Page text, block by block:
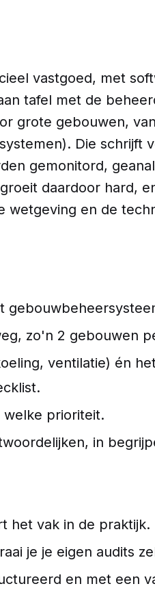
vastgoed, met
tafel met de
grote gebouwen,
Die schrijft
gemonitord,
daardoor hard,
wetgeving en de
zo'n 2 gebouwen
ventilatie) én
prioriteit.
in
het vak in de praktijk.
je je eigen audits
en met een